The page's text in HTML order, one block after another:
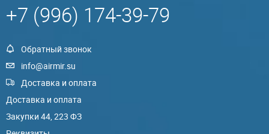
+7 (996) 174-39-79
Обратный звонок
info@airmir.su
Доставка и оплата
Доставка и оплата
Закупки 44, 223 ФЗ